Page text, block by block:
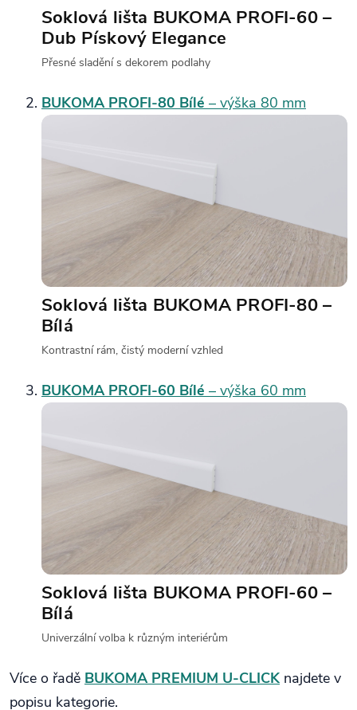
Soklová lišta BUKOMA PROFI‑60 –
Dub Pískový Elegance
Přesné sladění s dekorem podlahy
BUKOMA PROFI‑80 Bílé – výška 80 mm
Soklová lišta BUKOMA PROFI‑80 –
Bílá
Kontrastní rám, čistý moderní vzhled
BUKOMA PROFI‑60 Bílé – výška 60 mm
Soklová lišta BUKOMA PROFI‑60 –
Bílá
Univerzální volba k různým interiérům
Více o řadě BUKOMA PREMIUM U‑CLICK najdete v
popisu kategorie.